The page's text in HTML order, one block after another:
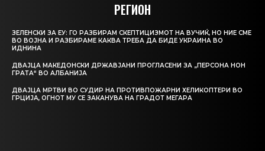
РЕГИОН
ЗЕЛЕНСКИ ЗА ЕУ: ГО РАЗБИРАМ СКЕПТИЦИЗМОТ НА ВУЧИЌ, НО НИЕ СМЕ
ВО ВОЈНА И РАЗБИРАМЕ КАКВА ТРЕБА ДА БИДЕ УКРАИНА ВО
ИДНИНА
ДВАЈЦА МАКЕДОНСКИ ДРЖАВЈАНИ ПРОГЛАСЕНИ ЗА „ПЕРСОНА НОН
ГРАТА“ ВО АЛБАНИЈА
ДВАЈЦА МРТВИ ВО СУДИР НА ПРОТИВПОЖАРНИ ХЕЛИКОПТЕРИ ВО
ГРЦИЈА, ОГНОТ МУ СЕ ЗАКАНУВА НА ГРАДОТ МЕГАРА